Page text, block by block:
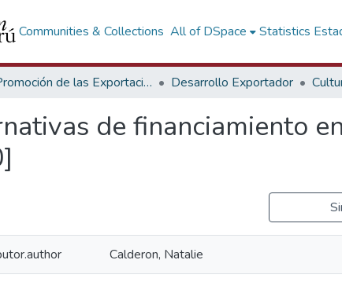
Communities & Collections All of DSpace Statistics
Promoción de las Exportaciones Desarrollo Exportador
de financiamiento
Calderon, Natalie